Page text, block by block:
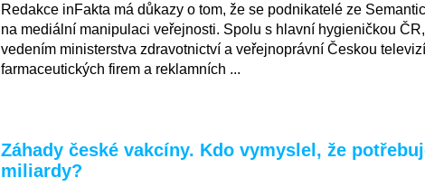
Redakce inFakta má důkazy o tom, že se podnikatelé ze
na mediální manipulaci veřejnosti. Spolu s hlavní hygieničkou
vedením ministerstva zdravotnictví a veřejnoprávní Českou
farmaceutických firem a reklamních ...
Záhady české vakcíny. Kdo vymyslel, že
miliardy?